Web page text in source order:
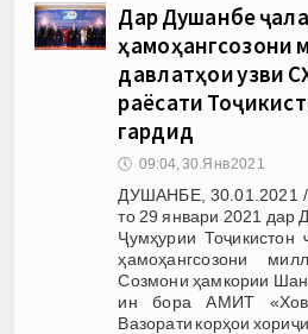
Дар Душанбе
ҳамоҳангсозони
давлатҳои узви
раёсати
гардид
🕔 09:04, 30.Янв 2021
ДУШАНБЕ, 30.01.2021
то 29 январи 2021 дар
Ҷумҳурии
ҳамоҳангсозони
Созмони ҳамкории
ин бора АМИТ
Вазорати корҳои